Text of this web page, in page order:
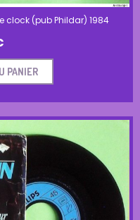
clock (pub Phildar) 1984
PANIER